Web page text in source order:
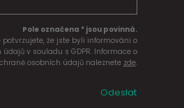
Pole označena * jsou povinná.
že jste byli informováni o
v souladu s GDPR. Informace o
osobních údajů naleznete zde.
Odeslat